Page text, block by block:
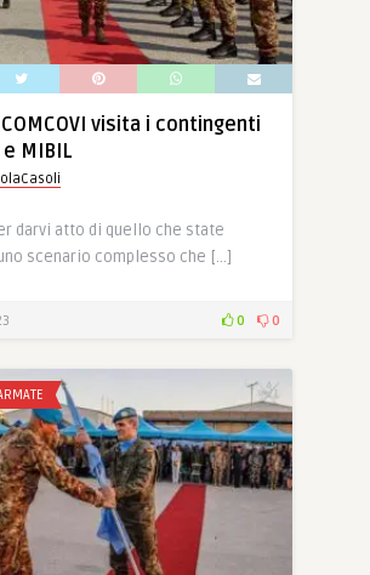
visita i contingenti
MIBIL
darvi atto di quello che state
scenario complesso che […]
0 0